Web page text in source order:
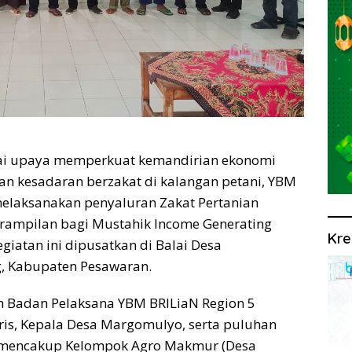
upaya memperkuat kemandirian ekonomi
kesadaran berzakat di kalangan petani, YBM
penyaluran Zakat Pertanian
bagi Mustahik Income Generating
ini dipusatkan di Balai Desa
Kabupaten Pesawaran.
Pelaksana YBM BRILiaN Region 5
Kepala Desa Margomulyo, serta puluhan
Kelompok Agro Makmur (Desa